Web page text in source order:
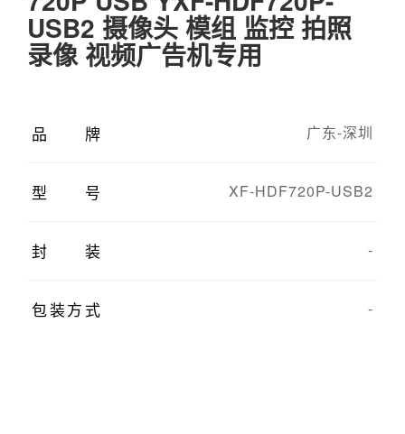
USB2 摄像头 模组 监控 拍照
录像 视频广告机专用
品牌 广东-深圳
型号 XF-HDF720P-USB2
封装 -
包装方式 -